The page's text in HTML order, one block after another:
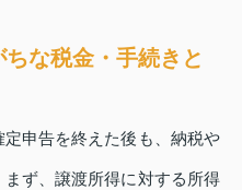
な税金・手続きと
申告を終えた後も、納税や
ず、譲渡所得に対する所得